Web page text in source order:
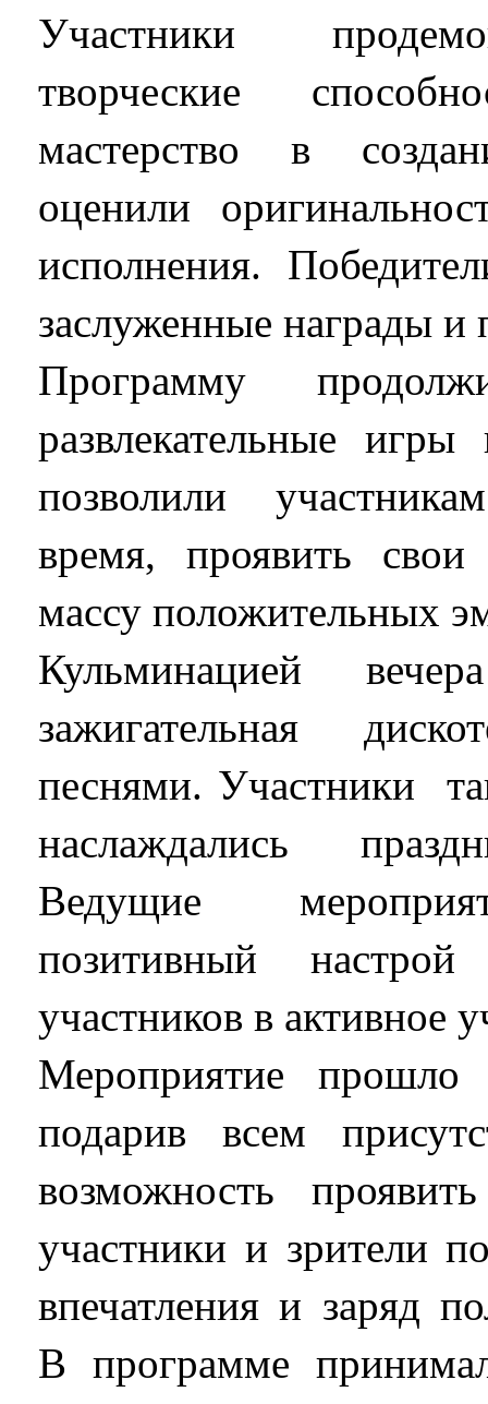
Участники
творческие
мастерство в
оценили
исполнения.
заслуженные награды и
Программу
развлекательные
позволили
время, проявить
массу положительных
Кульминацией
зажигательная
песнями. Участники
наслаждались
Ведущие
позитивный
участников в активное
Мероприятие
подарив всем
возможность
участники и зрители
впечатления и заряд
В программе